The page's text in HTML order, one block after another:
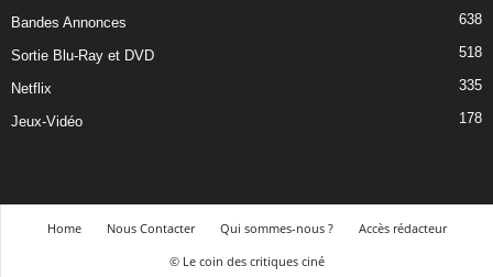
Bandes Annonces 638
Sortie Blu-Ray et DVD 518
Netflix 335
Jeux-Vidéo 178
Home Nous Contacter Qui sommes-nous ?
Accès rédacteur
© Le coin des critiques ciné